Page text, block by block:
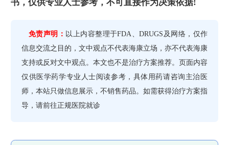
书，仅供专业人士参考，不可直接作为决策依据!
免责声明： 以上内容整理于FDA、DRUGS及网络，仅作
信息交流之目的，文中观点不代表海康立场，亦不代表海康
支持或反对文中观点。本文也不是治疗方案推荐。页面内容
仅供医学药学专业人士阅读参考，具体用药请咨询主治医
师，本站只做信息展示，不销售药品。如需获得治疗方案指
导，请前往正规医院就诊